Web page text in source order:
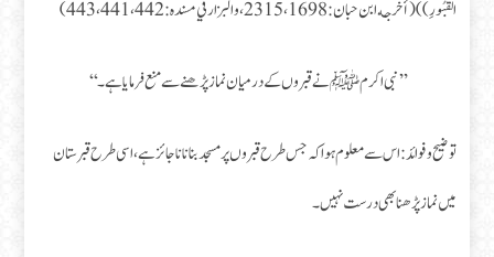
الْقُبُورِ))(أخرجه ابن حبان: 1698، 2315، والبزار في مسنده: 441،442، 443)
’’نبی اکرم ﷺ نے قبروں کے درمیان نماز پڑھنے سے منع فرمایا ہے۔‘‘
توضیح و فوائد: اس سے معلوم ہوا کہ جس طرح قبروں پر مسجد بنانا ناجائز ہے، اسی طرح قبرستان
میں نماز پڑھنا بھی درست نہیں۔